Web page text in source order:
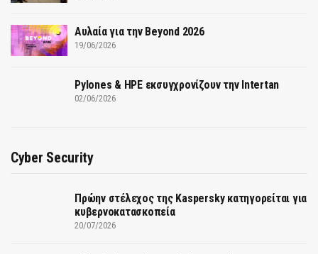
Αυλαία για την Beyond 2026
19/06/2026
Pylones & HPE εκσυγχρονίζουν την Intertan
02/06/2026
Cyber Security
Πρώην στέλεχος της Kaspersky κατηγορείται για
κυβερνοκατασκοπεία
20/07/2026